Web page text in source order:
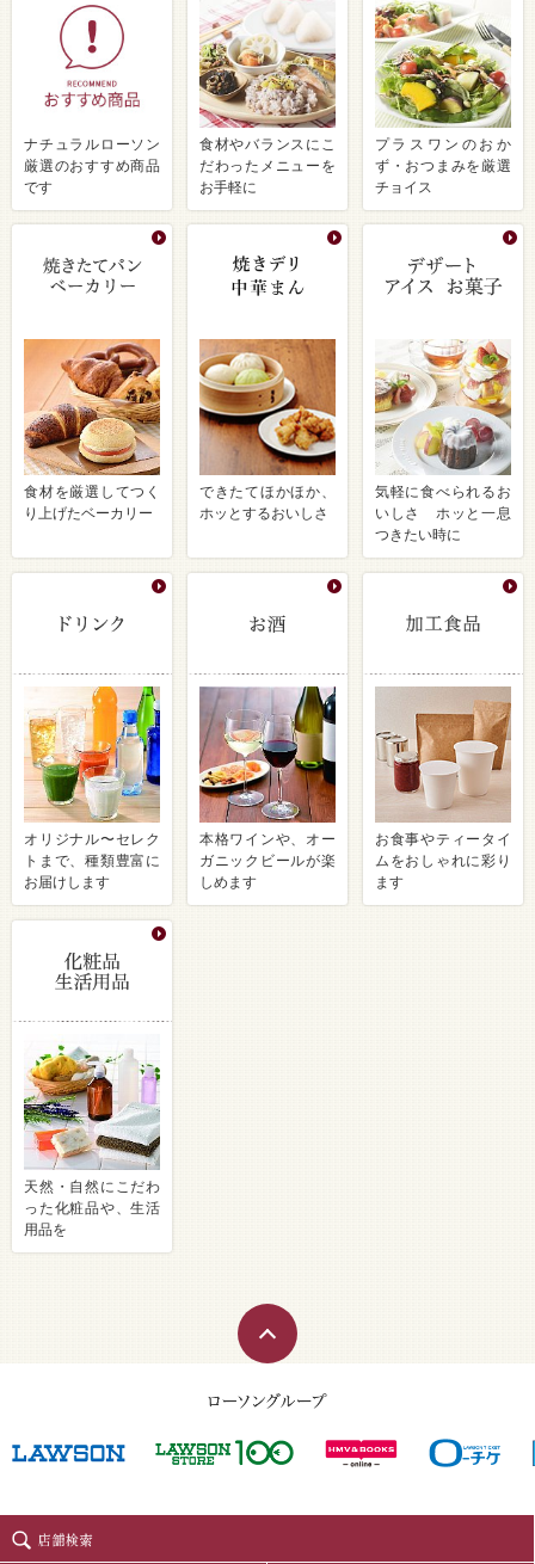
ナチュラルローソン
厳選のおすすめ商品
です
食材やバランスにこ
だわったメニューを
お手軽に
プラスワンのおか
ず・おつまみを厳選
チョイス
食材を厳選してつく
り上げたベーカリー
できたてほかほか、
ホッとするおいしさ
気軽に食べられるお
いしさ ホッと一息
つきたい時に
オリジナル〜セレク
トまで、種類豊富に
お届けします
本格ワインや、オー
ガニックビールが楽
しめます
お食事やティータイ
ムをおしゃれに彩り
ます
天然・自然にこだわ
った化粧品や、生活
用品を